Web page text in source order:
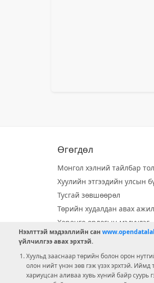
Өгөгдөл
Монгол хэлний тайлбар
Хуулийн этгээдийн улсын
Тусгай зөвшөөрөл
Төрийн худалдан авах
Хөрөнгө орлогын мэдүүлэг
Орон нутгийн хөгжлийн
Ээлжит сонгууль
Ашигт малтмал тусгай
Нээлттэй мэдээллийн сан
үйлчилгээ авах эрхтэй.
Хуульд зааснаар төрийн болон орон
олон нийт үнэн зөв гэж үзэх эрхтэй.
хариуцсан аливаа хувь хүний байр суурь